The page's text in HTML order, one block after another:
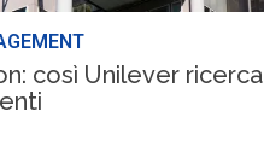
così Unilever ricerca